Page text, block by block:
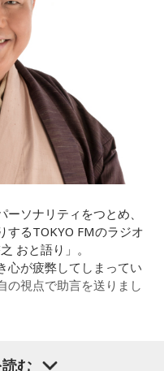
かってみたい」という気
たら皆さんも何かを作る
いから作るんじゃないか
た。
の子が、同人誌とかを売
も描けるんだ！」と思っ
すけど、それが私自身の
たいな、そういうときの
不安や葛藤を飛び越え
ティのある曲だなと思い
部分も結構あるんですけ
いうものを飛び越えて
ーソングライター・バー
テレビドラマ版ではW主
ちゃくちゃ素晴らしかっ
って、どう作っていく
もらったんですけど、今
ンドでやる曲の作り方と
に没頭させるかが重要と
を聴いてほしくて作って
、映像を観てもらわない
らダメなんですよ。だ
体験できて、めちゃめち
ソナリティをつとめ、
するTOKYO FMのラジオ
おと語り」。
心が疲弊してしまってい
の視点で助言を送りまし
む